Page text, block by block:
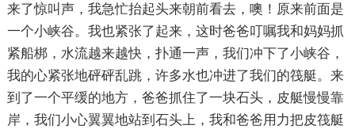
来了惊叫声，我急忙抬起头来朝前看去，噢！原来前面是
一个小峡谷。我也紧张了起来，这时爸爸叮嘱我和妈妈抓
紧船梆，水流越来越快，扑通一声，我们冲下了小峡谷，
我的心紧张地砰砰乱跳，许多水也冲进了我们的筏艇。来
到了一个平缓的地方，爸爸抓住了一块石头，皮艇慢慢靠
岸，我们小心翼翼地站到石头上，我和爸爸用力把皮筏艇